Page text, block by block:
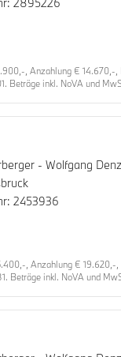
, Anzahlung €
inkl. NoVA und
- Wolfgang
2453936
, Anzahlung €
inkl. NoVA und